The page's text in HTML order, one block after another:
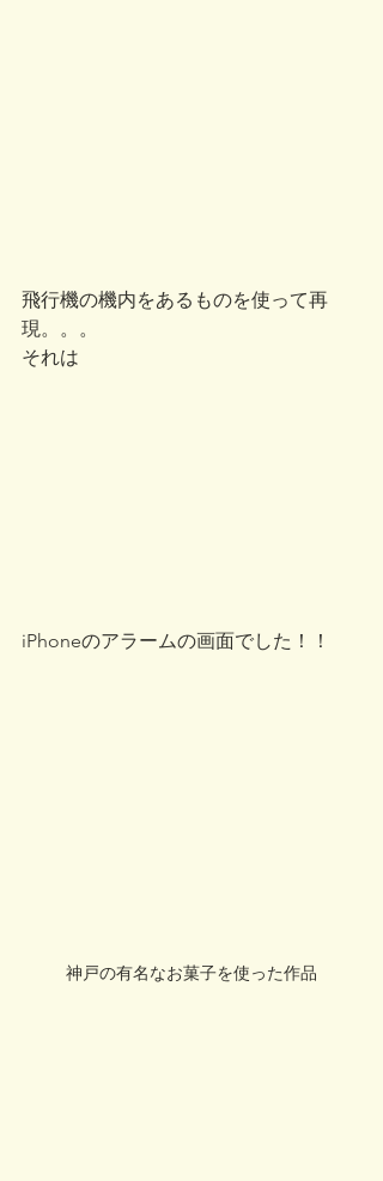
飛行機の機内をあるものを使って再
現。。。
それは
iPhoneのアラームの画面でした！！
神戸の有名なお菓子を使った作品